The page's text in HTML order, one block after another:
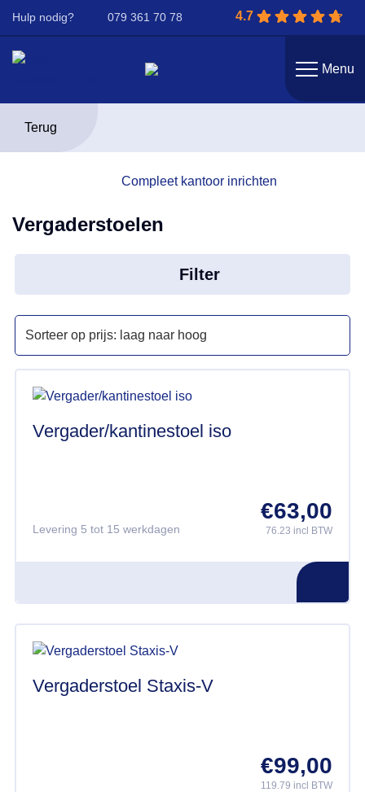
Hulp nodig? 079 361 70 78 4.7
Menu
Terug
Compleet kantoor inrichten
Vergaderstoelen
Filter
Vergader/kantinestoel iso
Levering 5 tot 15 werkdagen
€63,00
76.23 incl BTW
Vergaderstoel Staxis-V
€99,00
119.79 incl BTW